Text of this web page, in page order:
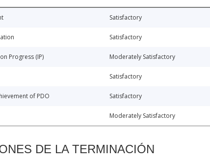
Satisfactory
Satisfactory
Progress (IP) Moderately Satisfactory
Satisfactory
of PDO Satisfactory
Moderately Satisfactory
DE LA TERMINACIÓN